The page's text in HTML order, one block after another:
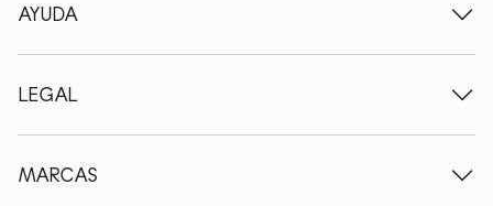
Mesas extensibles
Sillas de madera
Cómodas de madera
Camas de madera
AYUDA
Quiénes somos
Condiciones de entrega
Profesionales
FAQ
LEGAL
Métodos de pago
Política de privacidad
MARCAS